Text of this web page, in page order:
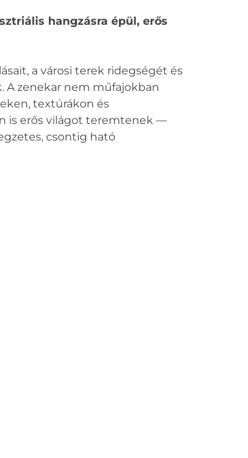
hangzásra épül, erős
a városi terek ridegségét és
A zenekar nem műfajokban
textúrákon és
is erős világot teremtenek —
csontig ható